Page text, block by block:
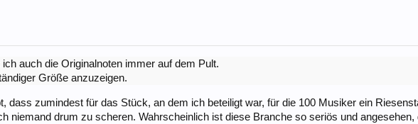
auch die Originalnoten immer auf dem Pult.
Größe anzuzeigen.
dass zumindest für das Stück, an dem ich beteiligt war, für die 100 Musiker ein
niemand drum zu scheren. Wahrscheinlich ist diese Branche so seriös und